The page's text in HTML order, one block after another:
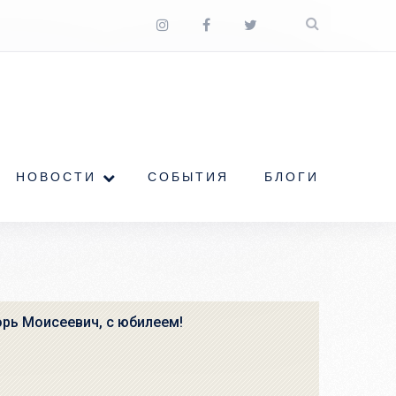
НОВОСТИ СОБЫТИЯ БЛОГИ
Моисеевич, с юбилеем!